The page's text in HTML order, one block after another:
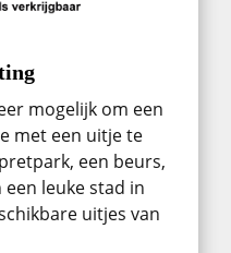
mogelijk om een
met een uitje te
een beurs,
leuke stad in
uitjes van